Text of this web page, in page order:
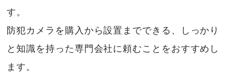
す。
防犯カメラを購入から設置までできる、しっかり
と知識を持った専門会社に頼むことをおすすめし
ます。